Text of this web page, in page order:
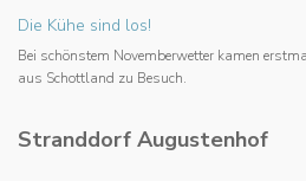
Die Kühe sind los!
Bei schönstem Novemberwetter kamen
aus Schottland zu Besuch.
Stranddorf Augustenhof